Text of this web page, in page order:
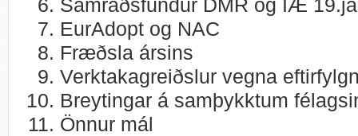
Samráðsfundur DMR og ÍÆ
EurAdopt og NAC
Fræðsla ársins
Verktakagreiðslur vegna
Breytingar á samþykktum
Önnur mál